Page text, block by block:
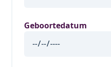
Geboortedatum